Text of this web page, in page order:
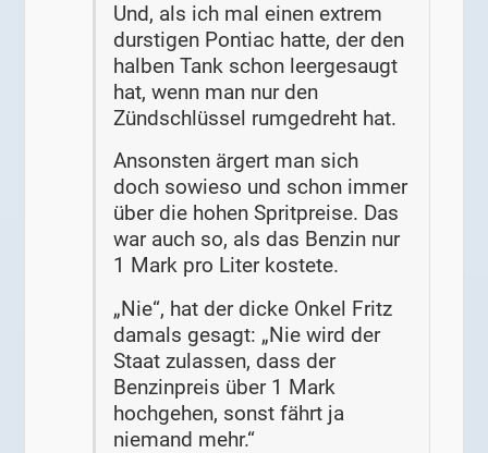
Und, als ich mal einen extrem
durstigen Pontiac hatte, der den
halben Tank schon leergesaugt
hat, wenn man nur den
Zündschlüssel rumgedreht hat.
Ansonsten ärgert man sich
doch sowieso und schon immer
über die hohen Spritpreise. Das
war auch so, als das Benzin nur
1 Mark pro Liter kostete.
„Nie“, hat der dicke Onkel Fritz
damals gesagt: „Nie wird der
Staat zulassen, dass der
Benzinpreis über 1 Mark
hochgehen, sonst fährt ja
niemand mehr.“